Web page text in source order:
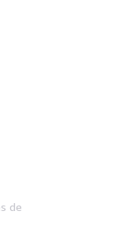
de